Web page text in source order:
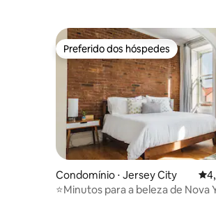
Preferido dos hóspedes
Preferido dos hóspedes
Condomínio ⋅ Jersey City
⭐Minutos para a beleza de Nova